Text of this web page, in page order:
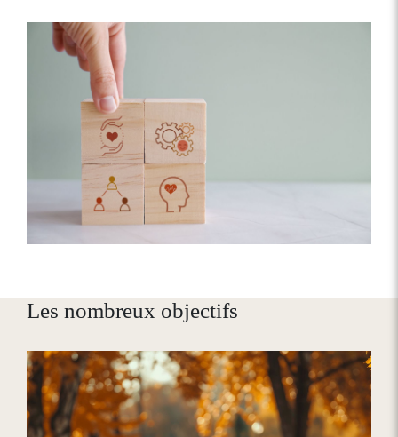
Les nombreux objectifs